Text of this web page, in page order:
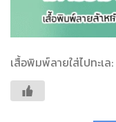
เสื้อพิมพ์ลายใส่ไปทะเ